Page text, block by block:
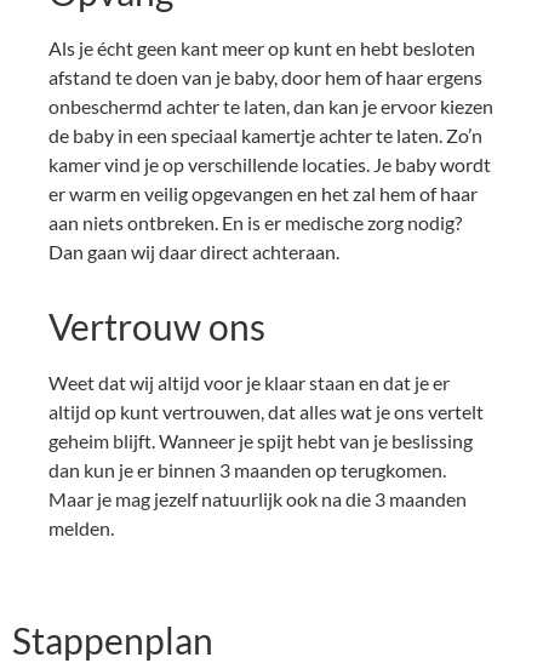
Als je écht geen kant meer op kunt en hebt besloten
afstand te doen van je baby, door hem of haar ergens
onbeschermd achter te laten, dan kan je ervoor kiezen
de baby in een speciaal kamertje achter te laten. Zo’n
kamer vind je op verschillende locaties. Je baby wordt
er warm en veilig opgevangen en het zal hem of haar
aan niets ontbreken. En is er medische zorg nodig?
Dan gaan wij daar direct achteraan.
Vertrouw ons
Weet dat wij altijd voor je klaar staan en dat je er
altijd op kunt vertrouwen, dat alles wat je ons vertelt
geheim blijft. Wanneer je spijt hebt van je beslissing
dan kun je er binnen 3 maanden op terugkomen.
Maar je mag jezelf natuurlijk ook na die 3 maanden
melden.
Stappenplan